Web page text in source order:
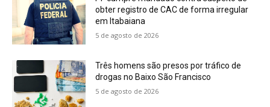
Três homens são presos por tráfico de
drogas no Baixo São Francisco
5 de agosto de 2026